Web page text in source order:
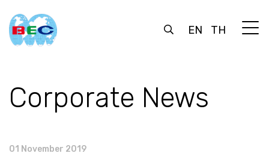
EN TH
Corporate News
01 November 2019